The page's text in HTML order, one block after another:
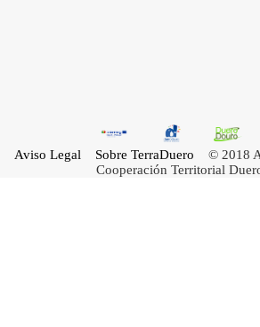
Aviso Legal Sobre TerraDuero © 2018
Cooperación Territorial